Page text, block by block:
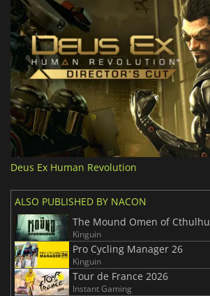
Deus Ex Human Revolution
ALSO PUBLISHED BY NACON
The Mound Omen of Cthulhu
Kinguin
Pro Cycling Manager 26
Kinguin
Tour de France 2026
Instant Gaming